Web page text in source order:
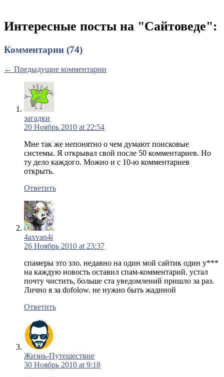
Интересные посты на "Сайтоведе":
Комментарии (74)
← Предыдущие комментарии
загадки
20 Ноябрь 2010 at 22:54
Мне так же непонятно о чем думают поисковые
системы. Я открывал свой после 50 комментариев. Но
ту дело каждого. Можно и с 10-ю комментариев
открыть.
Ответить
4axvan4i
26 Ноябрь 2010 at 23:37
спамеры это зло. недавно на один мой сайтик один у***
на каждую новость оставил спам-комментарий. устал
почту чистить, больше ста уведомлений пришло за раз.
Лично я за dofolow. не нужно быть жадиной
Ответить
Жизнь-Путешествие
30 Ноябрь 2010 at 9:18